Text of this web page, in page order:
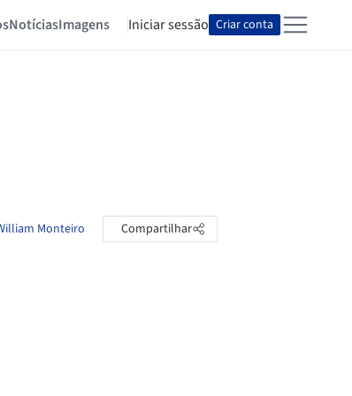
NotíciasImagens Iniciar sessão Criar conta
Monteiro Compartilhar